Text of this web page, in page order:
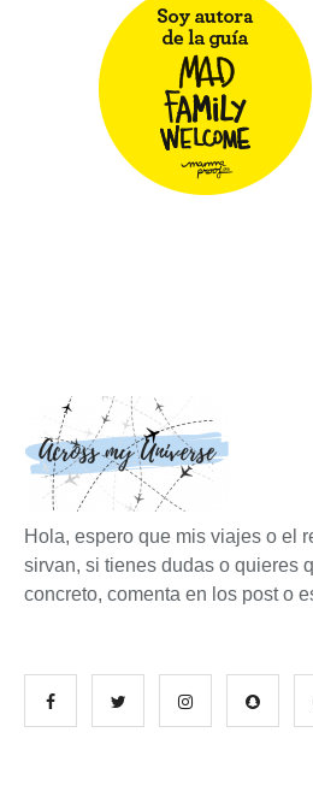
Hola, espero que mis viajes o el
sirvan, si tienes dudas o quieres
concreto, comenta en los post o